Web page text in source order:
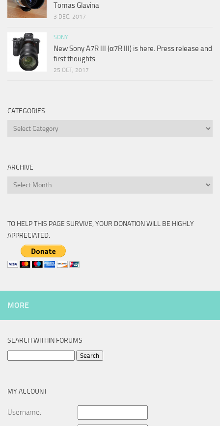
Tomas Glavina
3 DEC, 2017
SONY
New Sony A7R III (α7R III) is here. Press release and
first thoughts.
25 OCT, 2017
CATEGORIES
Categories
ARCHIVE
Archive
TO HELP THIS PAGE SURVIVE, YOUR DONATION WILL BE HIGHLY
APPRECIATED.
MORE
SEARCH WITHIN FORUMS
MY ACCOUNT
Username: